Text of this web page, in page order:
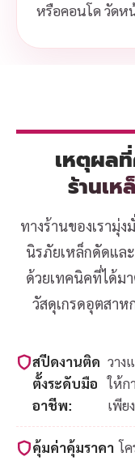
หรือคอนโด วัดห
เหตุผลที่
ร้านเ
ทางร้านของเรามุ่
นิรภัยเหล็กดัดแล
ด้วยเทคนิคที่ได้ม
วัสดุเกรดอุตสา
สปีดงานติด
ตั้งระดับมือ
อาชีพ:
วาง
ให้ก
เพีย
คุ้มค่าคุ้มราคา โ